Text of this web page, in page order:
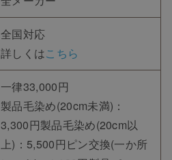
全国対応
詳しくはこちら
一律33,000円
製品毛染め(20cm未満)：
3,300円製品毛染め(20cm以
上)：5,500円ピン交換(一か所